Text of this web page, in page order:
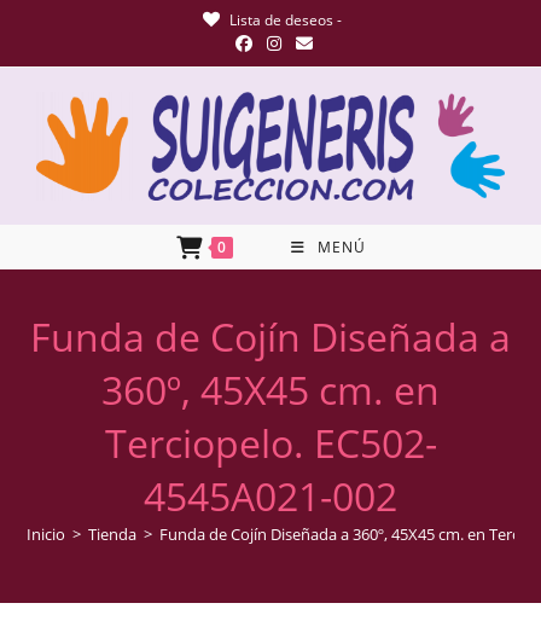
Lista de deseos -
0 MENÚ
Funda de Cojín Diseñada a
360º, 45X45 cm. en
Terciopelo. EC502-
4545A021-002
Inicio > Tienda > Funda de Cojín Diseñada a 360º, 45X45 cm. en